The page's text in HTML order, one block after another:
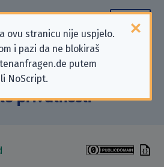
ovu stranicu nije uspjelo.
i pazi da ne blokiraš
putem
NoScript.
„ETS Global B.V.”
na zahtjeve za
privatnosti